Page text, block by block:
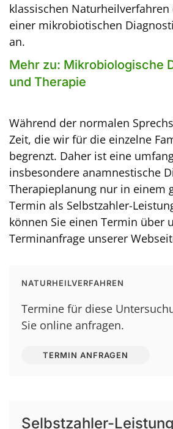
klassischen
einer mikrobiotischen
an.
Mehr zu: Mikrobiologische
und Therapie
Während der normalen
Zeit, die wir für die einzelne
begrenzt. Daher ist eine
insbesondere anamnestische
Therapieplanung nur in einem
Termin als Selbstzahler-
können Sie einen Termin über
Terminanfrage unserer
NATURHEILVERFAHREN
Termine für diese
Sie online anfragen.
TERMIN ANFRAGEN
Selbstzahler-Leistung